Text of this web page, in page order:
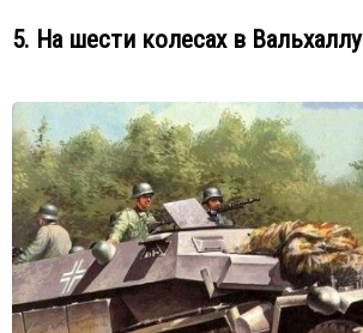
5. На шести колесах в Вальхаллу